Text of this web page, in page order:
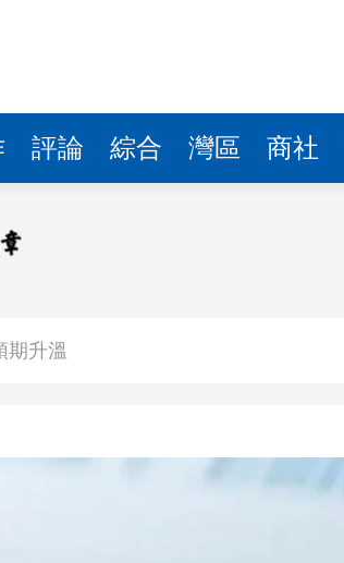
評論 綜合 灣區 商社
聲：讓人工智能為社會服務
旅客讚方便精準
萬元依托咪酯